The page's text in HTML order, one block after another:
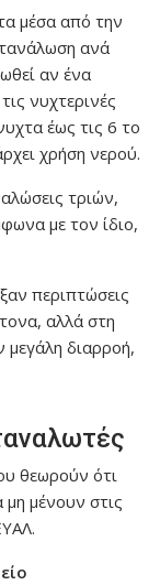
μέσα από την
ανά
αν ένα
νυχτερινές
έως τις 6 το
χρήση νερού.
τριών,
με τον ίδιο,
περιπτώσεις
αλλά στη
μεγάλη διαρροή,
θεωρούν ότι
μένουν στις